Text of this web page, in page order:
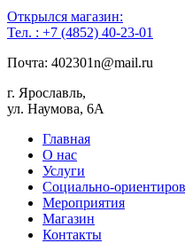
Открылся магазин:
Тел. : +7 (4852) 40-23-01
Почта: 402301n@mail.ru
г. Ярославль,
ул. Наумова, 6А
Главная
О нас
Услуги
Социально-
Мероприятия
Магазин
Контакты